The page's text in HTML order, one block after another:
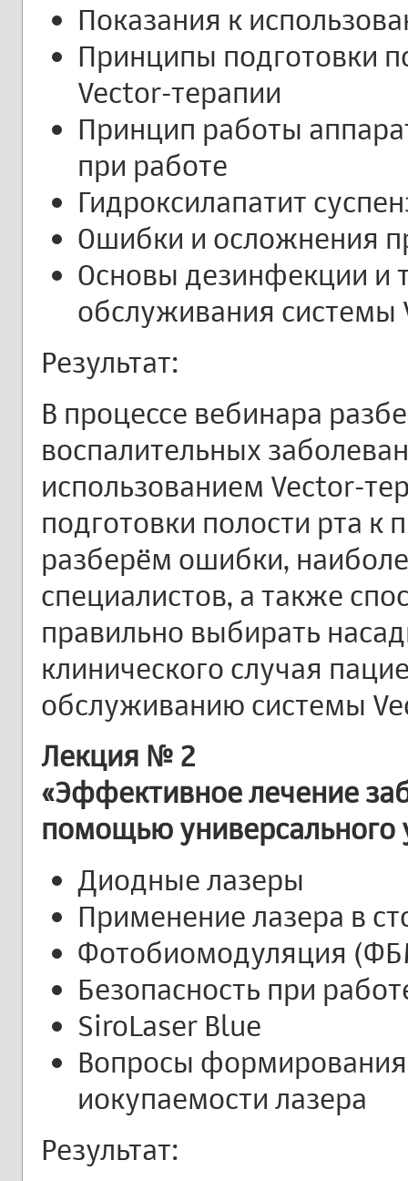
Показания к
Принципы подготовки
Vector-терапии
Принцип работы
при работе
Гидроксилапатит
Ошибки и осложнения
Основы дезинфекции и
обслуживания системы
Результат:
В процессе вебинара
воспалительных
использованием Vector-
подготовки полости рта
разберём ошибки,
специалистов, а также
правильно выбирать
клинического случая
обслуживанию системы
Лекция № 2
«Эффективное лечение
помощью универсального
Диодные лазеры
Применение лазера в
Фотобиомодуляция
Безопасность при
SiroLaser Blue
Вопросы формирования
иокупаемости лазера
Результат: